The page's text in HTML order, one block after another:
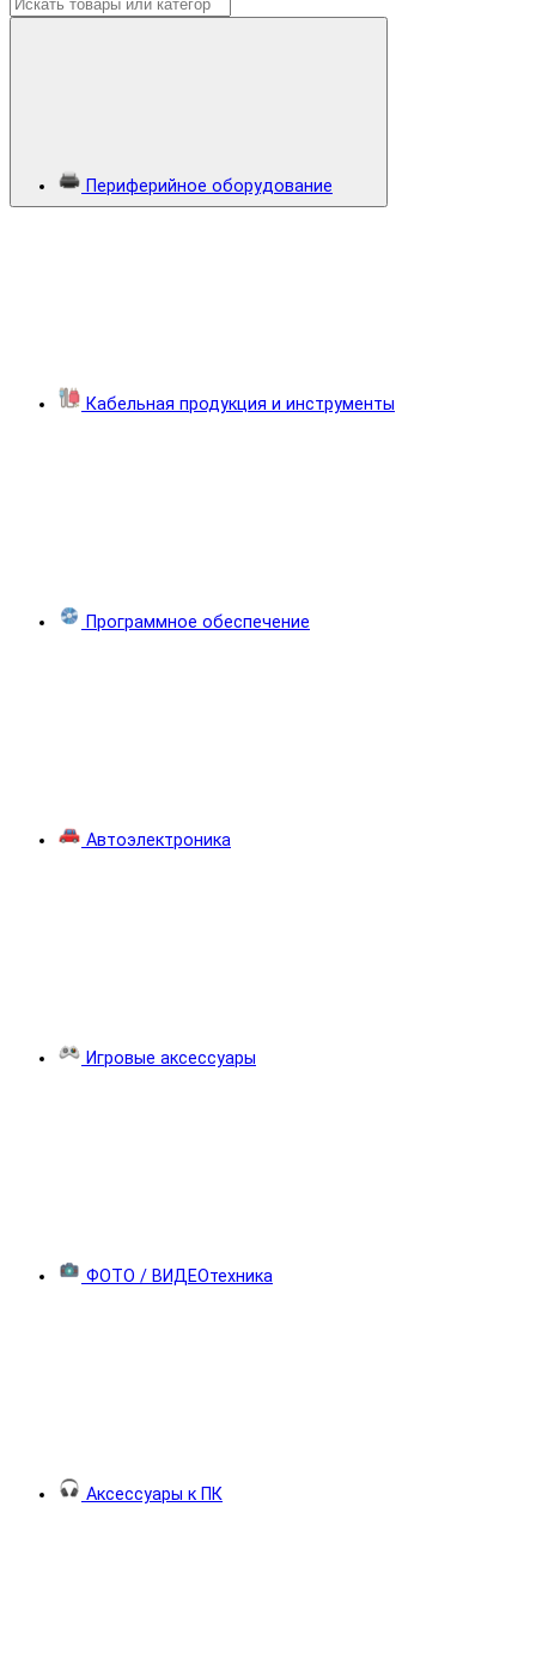
Периферийное оборудование
Кабельная продукция и инструменты
Программное обеспечение
Автоэлектроника
Игровые аксессуары
ФОТО / ВИДЕОтехника
Аксессуары к ПК